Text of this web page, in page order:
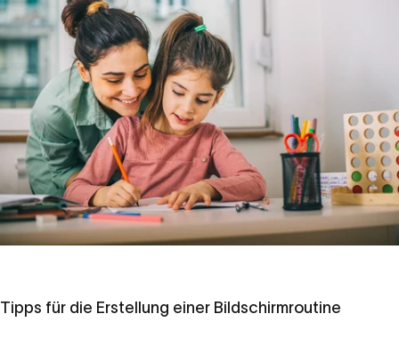
Tipps für die Erstellung einer Bildschirmroutine